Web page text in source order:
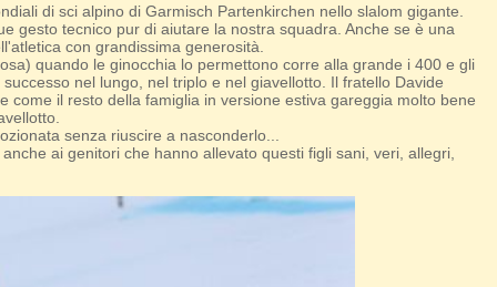
di sci alpino di Garmisch Partenkirchen nello slalom gigante.
gesto tecnico pur di aiutare la nostra squadra. Anche se è una
con grandissima generosità.
quando le ginocchia lo permettono corre alla grande i 400 e gli
nel lungo, nel triplo e nel giavellotto. Il fratello Davide
il resto della famiglia in versione estiva gareggia molto bene
senza riuscire a nasconderlo...
ai genitori che hanno allevato questi figli sani, veri, allegri,